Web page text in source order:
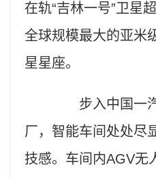
在轨“吉林一号”卫星
全球规模最大的亚米
星星座。
步入中国一汽
厂，智能车间处处尽
技感。车间内AGV无